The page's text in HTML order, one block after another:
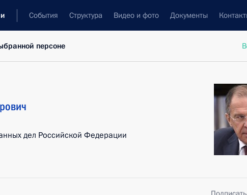
События Структура Видео и фото Документы
персоне
дел Российской Федерации